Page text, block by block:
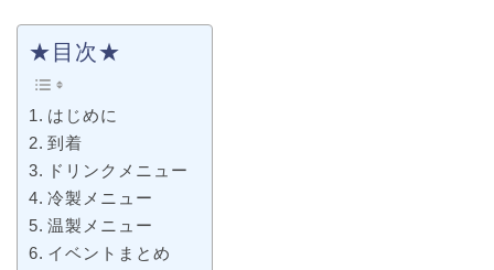
★目次★
はじめに
到着
ドリンクメニュー
冷製メニュー
温製メニュー
イベントまとめ